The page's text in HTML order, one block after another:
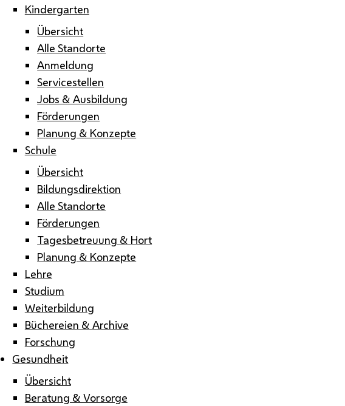
Kindergarten
Übersicht
Alle Standorte
Anmeldung
Servicestellen
Jobs & Ausbildung
Förderungen
Planung & Konzepte
Schule
Übersicht
Bildungsdirektion
Alle Standorte
Förderungen
Tagesbetreuung & Hort
Planung & Konzepte
Lehre
Studium
Weiterbildung
Büchereien & Archive
Forschung
Gesundheit
Übersicht
Beratung & Vorsorge